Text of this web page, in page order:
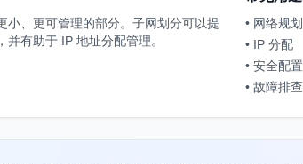
小、更可管理的部分。子网划分可以提
有助于 IP 地址分配管理。
• 网络规划
• IP 分配
• 安全配置
• 故障排查